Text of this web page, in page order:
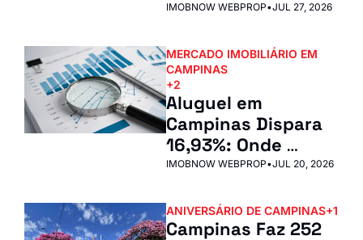
IMOBNOW WEBPROP•JUL 27, 2026
MERCADO IMOBILIÁRIO EM
CAMPINAS
+2
Aluguel em
Campinas Dispara
16,93%: Onde
Investir em 2026
IMOBNOW WEBPROP•JUL 20, 2026
ANIVERSÁRIO DE CAMPINAS+1
Campinas Faz 252